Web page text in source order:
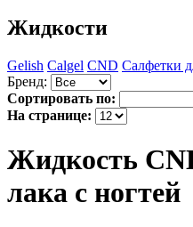
Жидкости
Gelish Calgel CND Салфетки
Бренд:
Сортировать по:
На странице:
Жидкость
лака с ногтей